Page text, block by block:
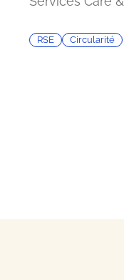
RSE Circularité